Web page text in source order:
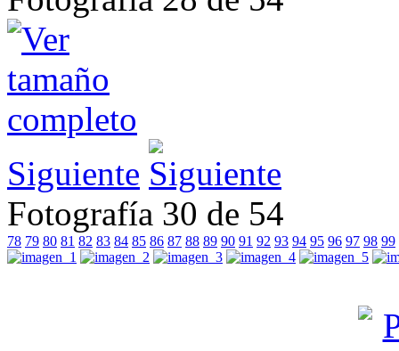
Siguiente
Fotografía 30 de 54
78 79 80 81 82 83 84 85 86 87 88 89 90 91 92 93 94 95 96 97 98 99